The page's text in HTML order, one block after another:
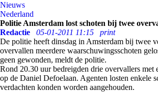
Nieuws
Nederland
Politie Amsterdam lost schoten bij twee
Redactie
05-01-2011 11:15
print
De politie heeft dinsdag in Amsterdam bij twee
overvallen meerdere waarschuwingsschoten
geen gewonden, meldt de politie.
Rond 20.30 uur bedreigden drie overvallers met
op de Daniel Defoelaan. Agenten losten enkele
verdachten konden worden aangehouden.